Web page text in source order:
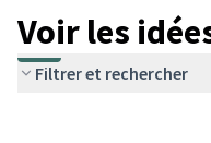
Voir les
Filtrer et rechercher